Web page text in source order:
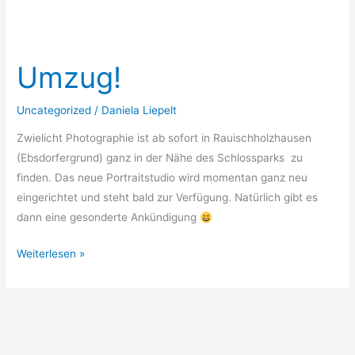
Umzug!
Uncategorized / Daniela Liepelt
Zwielicht Photographie ist ab sofort in Rauischholzhausen
(Ebsdorfergrund) ganz in der Nähe des Schlossparks zu
finden. Das neue Portraitstudio wird momentan ganz neu
eingerichtet und steht bald zur Verfügung. Natürlich gibt es
dann eine gesonderte Ankündigung
Umzug!
Weiterlesen »